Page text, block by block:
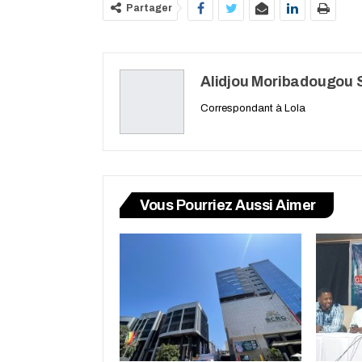
Partager
Alidjou Moribadougou
Correspondant à Lola
Vous Pourriez Aussi Aimer